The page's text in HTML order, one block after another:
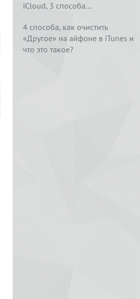
iCloud, 3 способа…
4 способа, как очистить
«Другое» на айфоне в iTunes и
что это такое?